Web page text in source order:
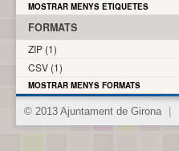
MOSTRAR MENYS ETIQUETES
FORMATS
ZIP (1)
CSV (1)
MOSTRAR MENYS FORMATS
© 2013 Ajuntament de Girona